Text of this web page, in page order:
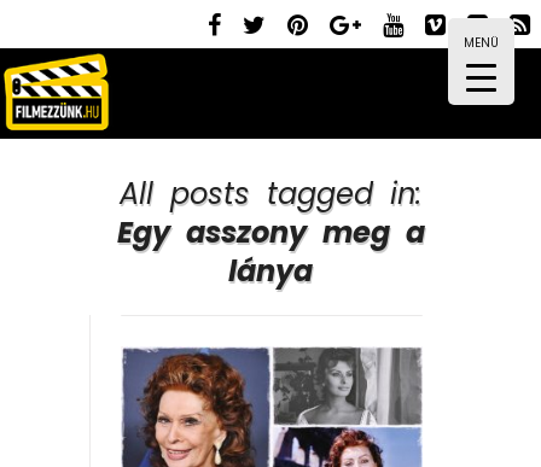
MENÜ
All posts tagged in:
Egy asszony meg a
lánya